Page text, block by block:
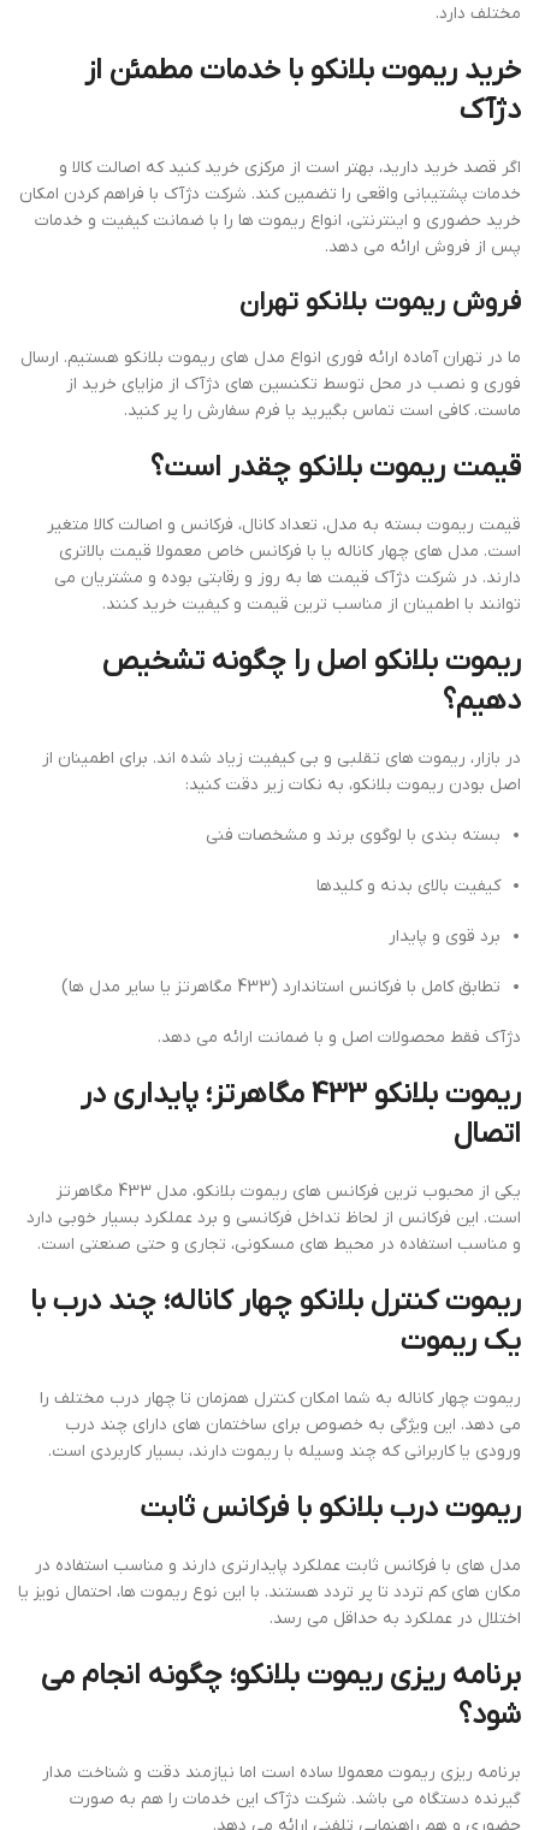
مختلف دارد.
خرید ریموت بلانکو با خدمات مطمئن از
دژآک
اگر قصد خرید دارید، بهتر است از مرکزی خرید کنید که اصالت کالا و
خدمات پشتیبانی واقعی را تضمین کند. شرکت دژآک با فراهم کردن امکان
خرید حضوری و اینترنتی، انواع ریموت ها را با ضمانت کیفیت و خدمات
پس از فروش ارائه می دهد.
فروش ریموت بلانکو تهران
ما در تهران آماده ارائه فوری انواع مدل های ریموت بلانکو هستیم. ارسال
فوری و نصب در محل توسط تکنسین های دژآک از مزایای خرید از
ماست. کافی است تماس بگیرید یا فرم سفارش را پر کنید.
قیمت ریموت بلانکو چقدر است؟
قیمت ریموت بسته به مدل، تعداد کانال، فرکانس و اصالت کالا متغیر
است. مدل های چهار کاناله یا با فرکانس خاص معمولا قیمت بالاتری
دارند. در شرکت دژآک قیمت ها به روز و رقابتی بوده و مشتریان می
توانند با اطمینان از مناسب ترین قیمت و کیفیت خرید کنند.
ریموت بلانکو اصل را چگونه تشخیص
دهیم؟
در بازار، ریموت های تقلبی و بی کیفیت زیاد شده اند. برای اطمینان از
اصل بودن ریموت بلانکو، به نکات زیر دقت کنید:
بسته بندی با لوگوی برند و مشخصات فنی
کیفیت بالای بدنه و کلیدها
برد قوی و پایدار
تطابق کامل با فرکانس استاندارد (433 مگاهرتز یا سایر مدل ها)
دژآک فقط محصولات اصل و با ضمانت ارائه می دهد.
ریموت بلانکو 433 مگاهرتز؛ پایداری در
اتصال
یکی از محبوب ترین فرکانس های ریموت بلانکو، مدل 433 مگاهرتز
است. این فرکانس از لحاظ تداخل فرکانسی و برد عملکرد بسیار خوبی دارد
و مناسب استفاده در محیط های مسکونی، تجاری و حتی صنعتی است.
ریموت کنترل بلانکو چهار کاناله؛ چند درب با
یک ریموت
ریموت چهار کاناله به شما امکان کنترل همزمان تا چهار درب مختلف را
می دهد. این ویژگی به خصوص برای ساختمان های دارای چند درب
ورودی یا کاربرانی که چند وسیله با ریموت دارند، بسیار کاربردی است.
ریموت درب بلانکو با فرکانس ثابت
مدل های با فرکانس ثابت عملکرد پایدارتری دارند و مناسب استفاده در
مکان های کم تردد تا پر تردد هستند. با این نوع ریموت ها، احتمال نویز یا
اختلال در عملکرد به حداقل می رسد.
برنامه ریزی ریموت بلانکو؛ چگونه انجام می
شود؟
برنامه ریزی ریموت معمولا ساده است اما نیازمند دقت و شناخت مدار
گیرنده دستگاه می باشد. شرکت دژآک این خدمات را هم به صورت
حضوری و هم راهنمایی تلفنی ارائه می دهد.